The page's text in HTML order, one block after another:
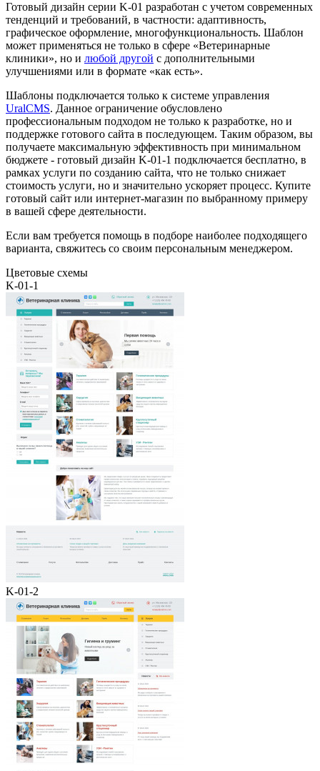
Готовый дизайн серии K-01 разработан с учетом современных
тенденций и требований, в частности: адаптивность,
графическое оформление, многофункциональность. Шаблон
может применяться не только в сфере «Ветеринарные
клиники», но и любой другой с дополнительными
улучшениями или в формате «как есть».
Шаблоны подключается только к системе управления
UralCMS. Данное ограничение обусловлено
профессиональным подходом не только к разработке, но и
поддержке готового сайта в последующем. Таким образом, вы
получаете максимальную эффективность при минимальном
бюджете - готовый дизайн K-01-1 подключается бесплатно, в
рамках услуги по созданию сайта, что не только снижает
стоимость услуги, но и значительно ускоряет процесс. Купите
готовый сайт или интернет-магазин по выбранному примеру
в вашей сфере деятельности.
Если вам требуется помощь в подборе наиболее подходящего
варианта, свяжитесь со своим персональным менеджером.
Цветовые схемы
K-01-1
K-01-2